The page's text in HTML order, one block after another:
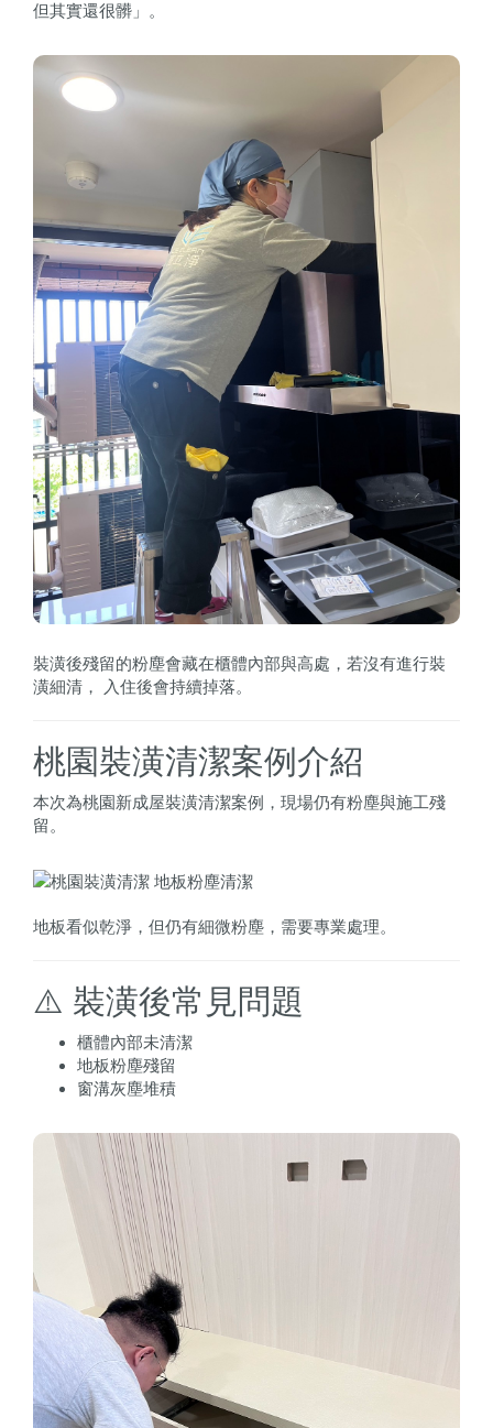
但其實還很髒」。
裝潢後殘留的粉塵會藏在櫃體內部與高處，若沒有進行裝
潢細清， 入住後會持續掉落。
桃園裝潢清潔案例介紹
本次為桃園新成屋裝潢清潔案例，現場仍有粉塵與施工殘
留。
地板看似乾淨，但仍有細微粉塵，需要專業處理。
⚠️ 裝潢後常見問題
櫃體內部未清潔
地板粉塵殘留
窗溝灰塵堆積